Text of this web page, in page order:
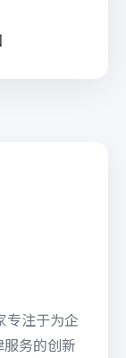
专注于为企
务的创新